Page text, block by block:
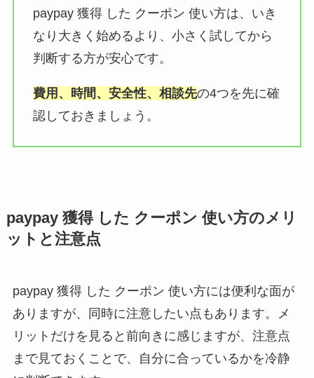
paypay 獲得 した クーポン 使い方は、いき
なり大きく始めるより、小さく試してから
判断する方が安心です。
費用、時間、安全性、相談先の4つを先に確
認しておきましょう。
paypay 獲得 した クーポン 使い方のメリ
ットと注意点
paypay 獲得 した クーポン 使い方には便利な面が
ありますが、同時に注意したい点もあります。メ
リットだけを見ると前向きに感じますが、注意点
まで見ておくことで、自分に合っているかを冷静